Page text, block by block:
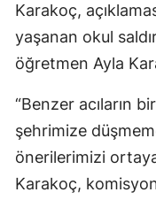
Karakoç,
yaşanan okul
öğretmen Ayla
“Benzer acıların
şehrimize
önerilerimizi
Karakoç, komisyon